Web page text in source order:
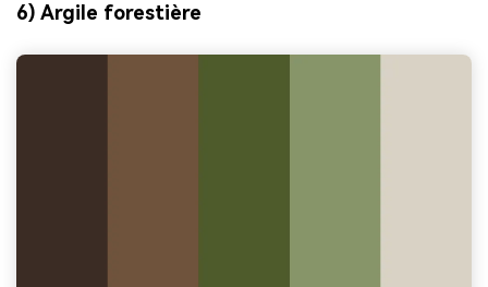
6) Argile forestière